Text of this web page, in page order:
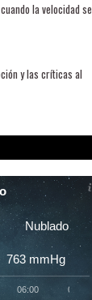
la velocidad se
y las críticas al
Nublado
763 mmHg
06:00 07:00